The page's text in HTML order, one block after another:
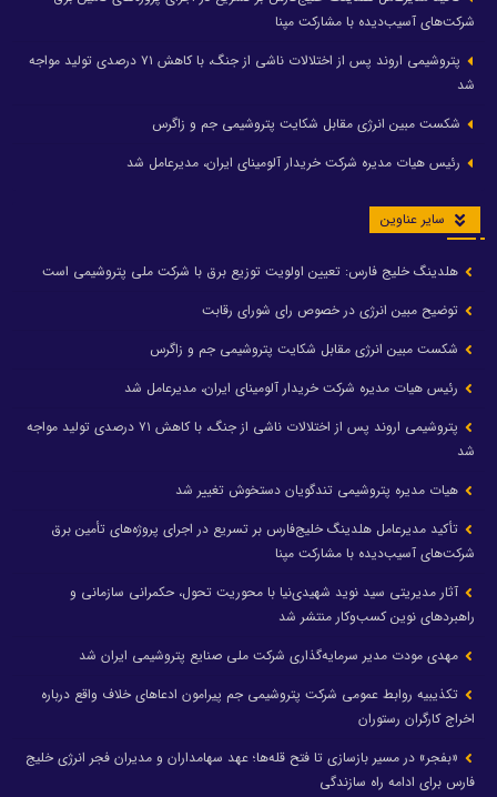
شرکت‌های آسیب‌دیده با مشارکت مپنا
پتروشیمی اروند پس از اختلالات ناشی از جنگ، با کاهش ۷۱ درصدی تولید مواجه
شد
شکست مبین انرژی مقابل شکایت پتروشیمی جم و زاگرس
رئیس هیات مدیره شرکت خریدار آلومینای ایران، مدیرعامل شد
سایر عناوین
هلدینگ خلیج فارس: تعیین اولویت توزیع برق با شرکت ملی پتروشیمی است
توضیح مبین انرژی در خصوص رای شورای رقابت
شکست مبین انرژی مقابل شکایت پتروشیمی جم و زاگرس
رئیس هیات مدیره شرکت خریدار آلومینای ایران، مدیرعامل شد
پتروشیمی اروند پس از اختلالات ناشی از جنگ، با کاهش ۷۱ درصدی تولید مواجه
شد
هیات مدیره پتروشیمی تندگویان دستخوش تغییر شد
تأکید مدیرعامل هلدینگ خلیج‌فارس بر تسریع در اجرای پروژه‌های تأمین برق
شرکت‌های آسیب‌دیده با مشارکت مپنا
آثار مدیریتی سید نوید شهیدی‌نیا با محوریت تحول، حکمرانی سازمانی و
راهبردهای نوین کسب‌وکار منتشر شد
مهدی مودت مدیر سرمایه‌گذاری شرکت ملی صنایع پتروشیمی ایران شد
تکذیبیه روابط عمومی شرکت پتروشیمی جم پیرامون ادعاهای خلاف واقع درباره
اخراج کارگران رستوران
«بفجر» در مسیر بازسازی تا فتح قله‌ها؛ عهد سهامداران و مدیران فجر انرژی خلیج
فارس برای ادامه راه سازندگی